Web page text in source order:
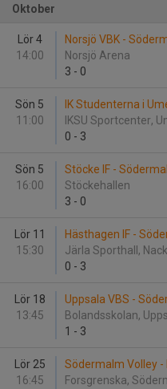
Oktober
Lör 4
14:00
Norsjö VBK -
Norsjö Arena
3 - 0
Sön 5
11:00
IK Studenterna i
IKSU Sportcenter,
0 - 3
Sön 5
16:00
Stöcke IF -
Stöckehallen
3 - 0
Lör 11
15:30
Hästhagen IF -
Järla Sporthall,
0 - 3
Lör 18
13:45
Uppsala VBS -
Bolandsskolan,
1 - 3
Lör 25
16:45
Södermalm Volley -
Forsgrenska,